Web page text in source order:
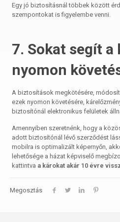
Egy jó biztosításnál többek között
szempontokat is figyelembe venni.
7. Sokat segít a
nyomon
A biztosítások megkötésére,
ezek nyomon követésére,
biztosítónál elektronikus felületek
Amennyiben szeretnénk, hogy a
adott biztosítónál lévő szerződést
mobilra is optimalizált képernyőn,
lehetősége a házat képviselő
kattintva a károkat akár 10 évre
Megosztás